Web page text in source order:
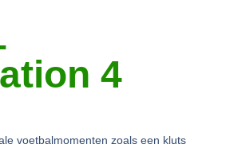
4
voetbalmomenten zoals een kluts